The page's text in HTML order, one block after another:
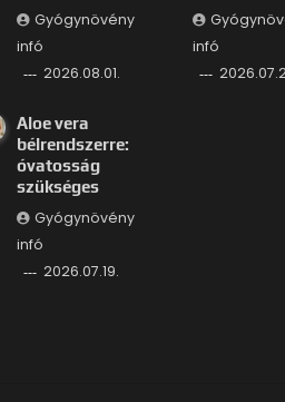
Gyógynövény
infó
2026.08.01.
infó
Aloe vera
bélrendszerre:
óvatosság
szükséges
Gyógynövény
infó
2026.07.19.